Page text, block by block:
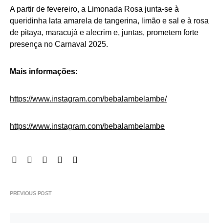
A partir de fevereiro, a Limonada Rosa junta-se à
queridinha lata amarela de tangerina, limão e sal e à rosa
de pitaya, maracujá e alecrim e, juntas, prometem forte
presença no Carnaval 2025.
Mais informações:
https://www.instagram.com/bebalambelambe/
https://www.instagram.com/bebalambelambe
PREVIOUS POST